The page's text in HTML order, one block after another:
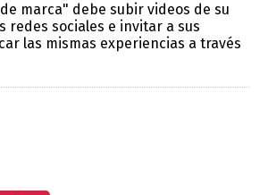
marca" debe subir videos de su
redes sociales e invitar a sus
las mismas experiencias a través